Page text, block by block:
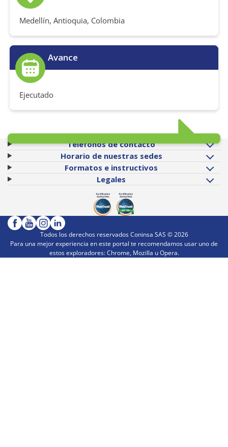
Medellín, Antioquia, Colombia
Avance
Ejecutado
Teléfonos de contacto
Horario de nuestras sedes
Formatos e instructivos
Legales
Todos los derechos reservados Coninsa SAS ©2026
Para una mejor experiencia en este portal te recomendamos usar uno de
estos exploradores: Chrome, Mozilla u Opera.